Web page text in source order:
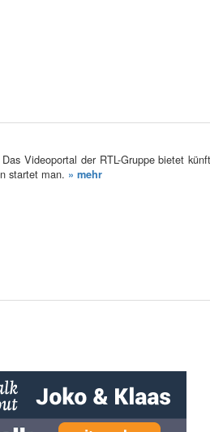
Das Videoportal der RTL-Gruppe bietet
startet man. » mehr